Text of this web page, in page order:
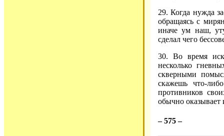
29. Когда нужда
обращаясь с
иначе ум наш,
сделал чего
30. Во время
несколько
скверными
скажешь что-
противников
обычно
– 575 –